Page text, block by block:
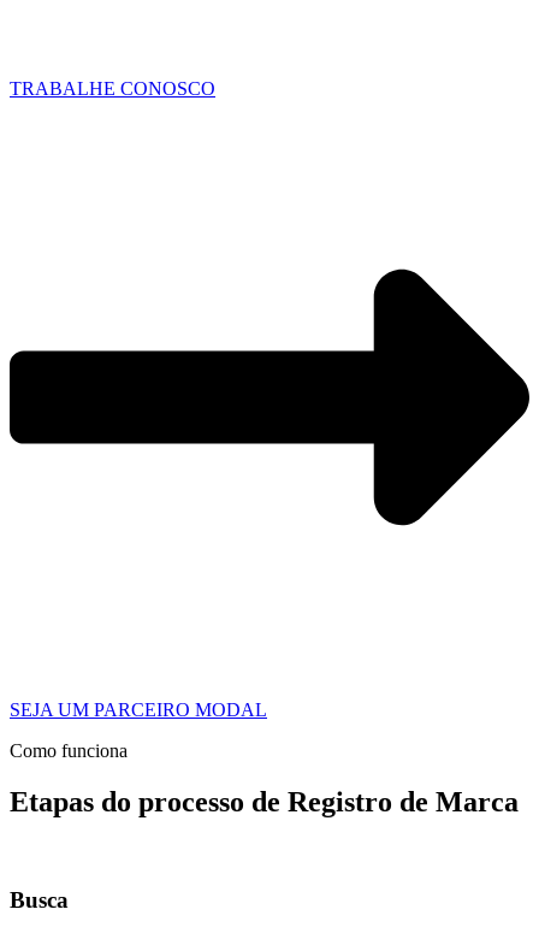
TRABALHE CONOSCO
SEJA UM PARCEIRO MODAL
Como funciona
Etapas do processo de Registro de Marca
Busca